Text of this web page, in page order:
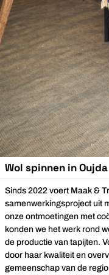
Wol spinnen in Oujda
Sinds 2022 voert Maak &
samenwerkingsproject uit
onze ontmoetingen met
konden we het werk rond
de productie van tapijten.
door haar kwaliteit en
gemeenschap van de